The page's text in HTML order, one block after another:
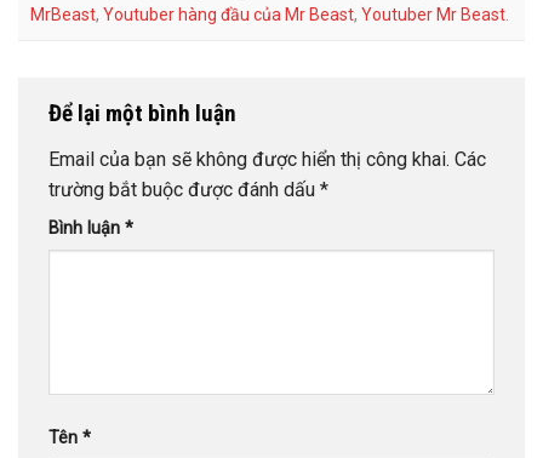
MrBeast, Youtuber hàng đầu của Mr Beast, Youtuber Mr Beast.
Để lại một bình luận
Email của bạn sẽ không được hiển thị công khai. Các
trường bắt buộc được đánh dấu *
Bình luận *
Tên *